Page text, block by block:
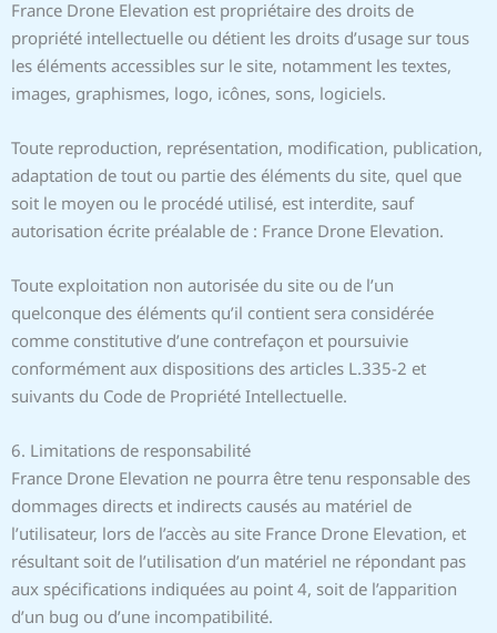
France Drone Elevation est propriétaire des droits de
propriété intellectuelle ou détient les droits d’usage sur tous
les éléments accessibles sur le site, notamment les textes,
images, graphismes, logo, icônes, sons, logiciels.
Toute reproduction, représentation, modification, publication,
adaptation de tout ou partie des éléments du site, quel que
soit le moyen ou le procédé utilisé, est interdite, sauf
autorisation écrite préalable de : France Drone Elevation.
Toute exploitation non autorisée du site ou de l’un
quelconque des éléments qu’il contient sera considérée
comme constitutive d’une contrefaçon et poursuivie
conformément aux dispositions des articles L.335-2 et
suivants du Code de Propriété Intellectuelle.
6. Limitations de responsabilité
France Drone Elevation ne pourra être tenu responsable des
dommages directs et indirects causés au matériel de
l’utilisateur, lors de l’accès au site France Drone Elevation, et
résultant soit de l’utilisation d’un matériel ne répondant pas
aux spécifications indiquées au point 4, soit de l’apparition
d’un bug ou d’une incompatibilité.